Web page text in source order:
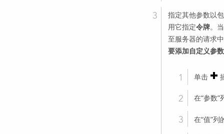
指定其他参数以
用它指定令牌。
至服务器的请求
要添加自定义参数
单击
在“参数
在“值”